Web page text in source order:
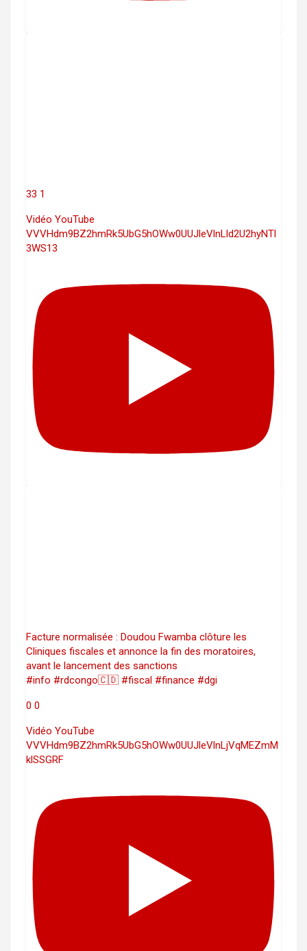
33 1
Vidéo YouTube
VVVHdm9BZ2hmRk5UbG5hOWw0UUJleVlnLld2U2hyNTl
3WS13
Facture normalisée : Doudou Fwamba clôture les
Cliniques fiscales et annonce la fin des moratoires,
avant le lancement des sanctions
#info #rdcongo🇨🇩 #fiscal #finance #dgi
0 0
Vidéo YouTube
VVVHdm9BZ2hmRk5UbG5hOWw0UUJleVlnLjVqMEZmM
klSSGRF